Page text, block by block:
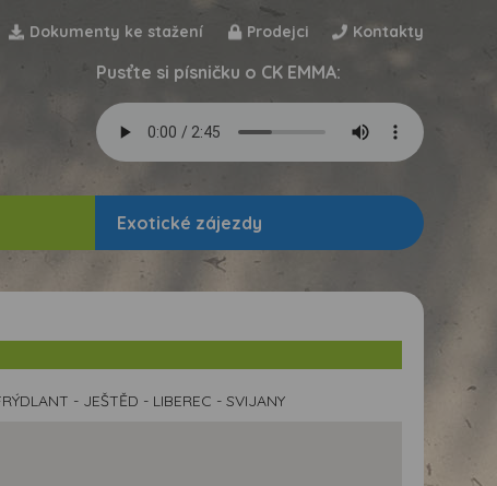
Dokumenty ke stažení Prodejci Kontakty
Pusťte si písničku o CK EMMA:
Exotické zájezdy
- JEŠTĚD - LIBEREC - SVIJANY